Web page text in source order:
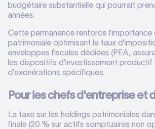
budgétaire substantielle qui pourrait
années.
Cette permanence renforce l'importance
patrimoniale optimisant le taux
enveloppes fiscales dédiées (PEA,
les dispositifs d'investissement productif
d'exonérations spécifiques.
Pour les chefs d'entreprise et
La taxe sur les holdings patrimoniales
finale (20 % sur actifs somptuaires non